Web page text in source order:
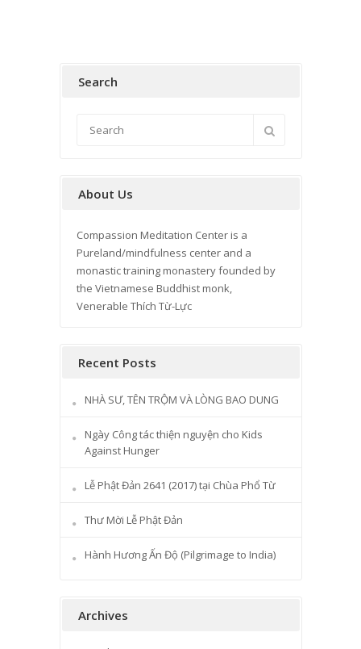
Search
About Us
Compassion Meditation Center is a
Pureland/mindfulness center and a
monastic training monastery founded by
the Vietnamese Buddhist monk,
Venerable Thích Từ-Lực
Recent Posts
NHÀ SƯ, TÊN TRỘM VÀ LÒNG BAO DUNG
Ngày Công tác thiện nguyện cho Kids
Against Hunger
Lễ Phật Đản 2641 (2017) tại Chùa Phổ Từ
Thư Mời Lễ Phật Đản
Hành Hương Ấn Độ (Pilgrimage to India)
Archives